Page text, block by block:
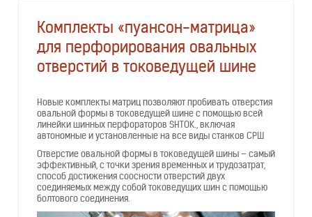
Комплекты «пуансон-матрица»
для перфорирования овальных
отверстий в токоведущей шине
Новые комплекты матриц позволяют пробивать отверстия
овальной формы в токоведущей шине с помощью всей
линейки шинных перфораторов SHTOK., включая
автономные и установленные на все виды станков СРШ
Отверстие овальной формы в токоведущей шины – самый
эффективный, с точки зрения временных и трудозатрат,
способ достижения соосности отверстий двух
соединяемых между собой токоведущих шин с помощью
болтового соединения.